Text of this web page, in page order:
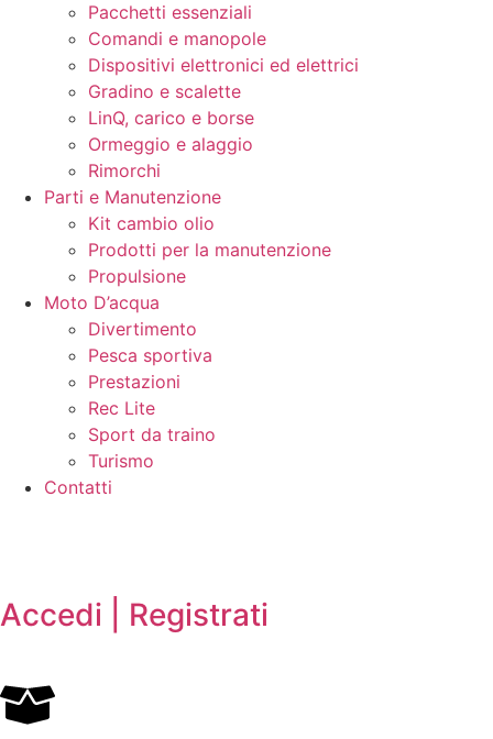
Pacchetti essenziali
Comandi e manopole
Dispositivi elettronici ed elettrici
Gradino e scalette
LinQ, carico e borse
Ormeggio e alaggio
Rimorchi
Parti e Manutenzione
Kit cambio olio
Prodotti per la manutenzione
Propulsione
Moto D’acqua
Divertimento
Pesca sportiva
Prestazioni
Rec Lite
Sport da traino
Turismo
Contatti
Accedi | Registrati